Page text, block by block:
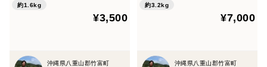
栽培数が非常に少なく本州で見かける事はほとんどあり
培
約1.6kg
¥3,500
沖縄県八重山郡竹富町
約3.2kg
¥7,000
沖縄県八重山郡竹富町